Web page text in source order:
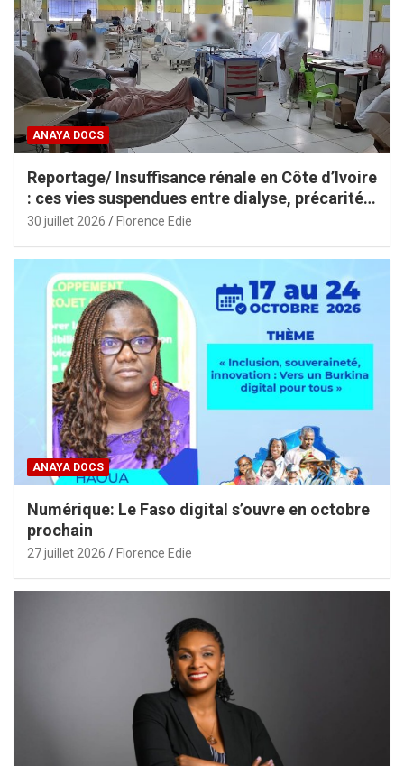
ANAYA DOCS
Reportage/ Insuffisance rénale en Côte d’Ivoire
: ces vies suspendues entre dialyse, précarité
et espoir
30 juillet 2026 Florence Edie
ANAYA DOCS
Numérique: Le Faso digital s’ouvre en octobre
prochain
27 juillet 2026 Florence Edie